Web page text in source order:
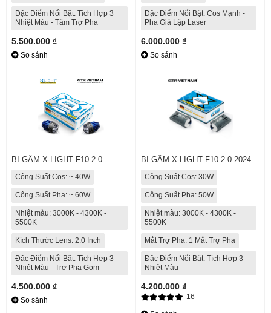
Đặc Điểm Nổi Bật: Tích Hợp 3
Nhiệt Màu - Tâm Trợ Pha
5.500.000 ₫
So sánh
Đặc Điểm Nổi Bật: Cos Mạnh -
Pha Giả Lập Laser
6.000.000 ₫
So sánh
BI GẦM X-LIGHT F10 2.0
Công Suất Cos: ~ 40W
Công Suất Pha: ~ 60W
Nhiệt màu: 3000K - 4300K -
5500K
Kích Thước Lens: 2.0 Inch
Đặc Điểm Nổi Bật: Tích Hợp 3
Nhiệt Màu - Trợ Pha Gom
4.500.000 ₫
So sánh
BI GẦM X-LIGHT F10 2.0 2024
Công Suất Cos: 30W
Công Suất Pha: 50W
Nhiệt màu: 3000K - 4300K -
5500K
Mắt Trợ Pha: 1 Mắt Trợ Pha
Đặc Điểm Nổi Bật: Tích Hợp 3
Nhiệt Màu
4.200.000 ₫
16